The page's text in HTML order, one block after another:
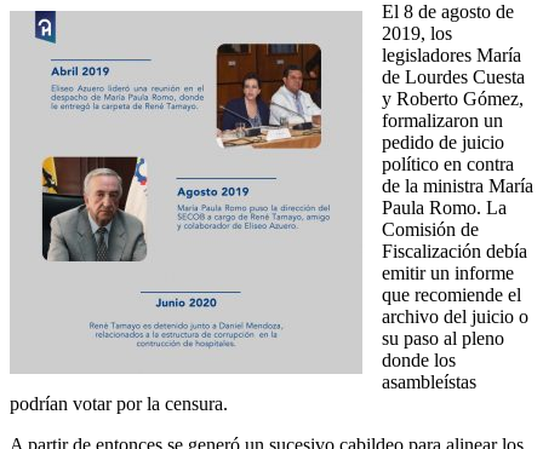
El 8 de agosto de
2019, los
legisladores María
de Lourdes Cuesta
y Roberto Gómez,
formalizaron un
pedido de juicio
político en contra
de la ministra María
Paula Romo. La
Comisión de
Fiscalización debía
emitir un informe
que recomiende el
archivo del juicio o
su paso al pleno
donde los
asambleístas
podrían votar por la censura.